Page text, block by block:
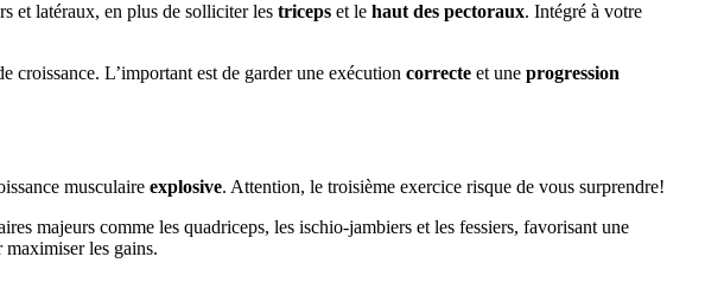
et latéraux, en plus de solliciter les triceps et le haut des pectoraux. Intégré à votre
croissance. L’important est de garder une exécution correcte et une progression
musculaire explosive. Attention, le troisième exercice risque de vous surprendre!
majeurs comme les quadriceps, les ischio-jambiers et les fessiers, favorisant une
les gains.